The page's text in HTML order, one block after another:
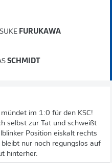
FURUKAWA
SCHMIDT
im 1:0 für den KSC!
selbst zur Tat und schweißt
Position eiskalt rechts
bleibt nur noch regungslos auf
hinterher.